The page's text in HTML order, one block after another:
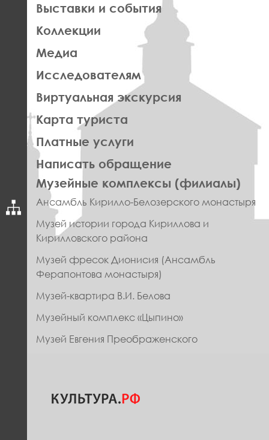
Выставки и события
Коллекции
Медиа
Исследователям
Виртуальная экскурсия
Карта туриста
Платные услуги
Написать обращение
ПРАВОЕ
МЕНЮ
ФУТЕР
Музейные комплексы (филиалы)
Ансамбль Кирилло-Белозерского монастыря
Музей истории города Кириллова и
Кирилловского района
Музей фресок Дионисия (Ансамбль
Ферапонтова монастыря)
Музей-квартира В.И. Белова
Музейный комплекс «Цыпино»
Музей Евгения Преображенского